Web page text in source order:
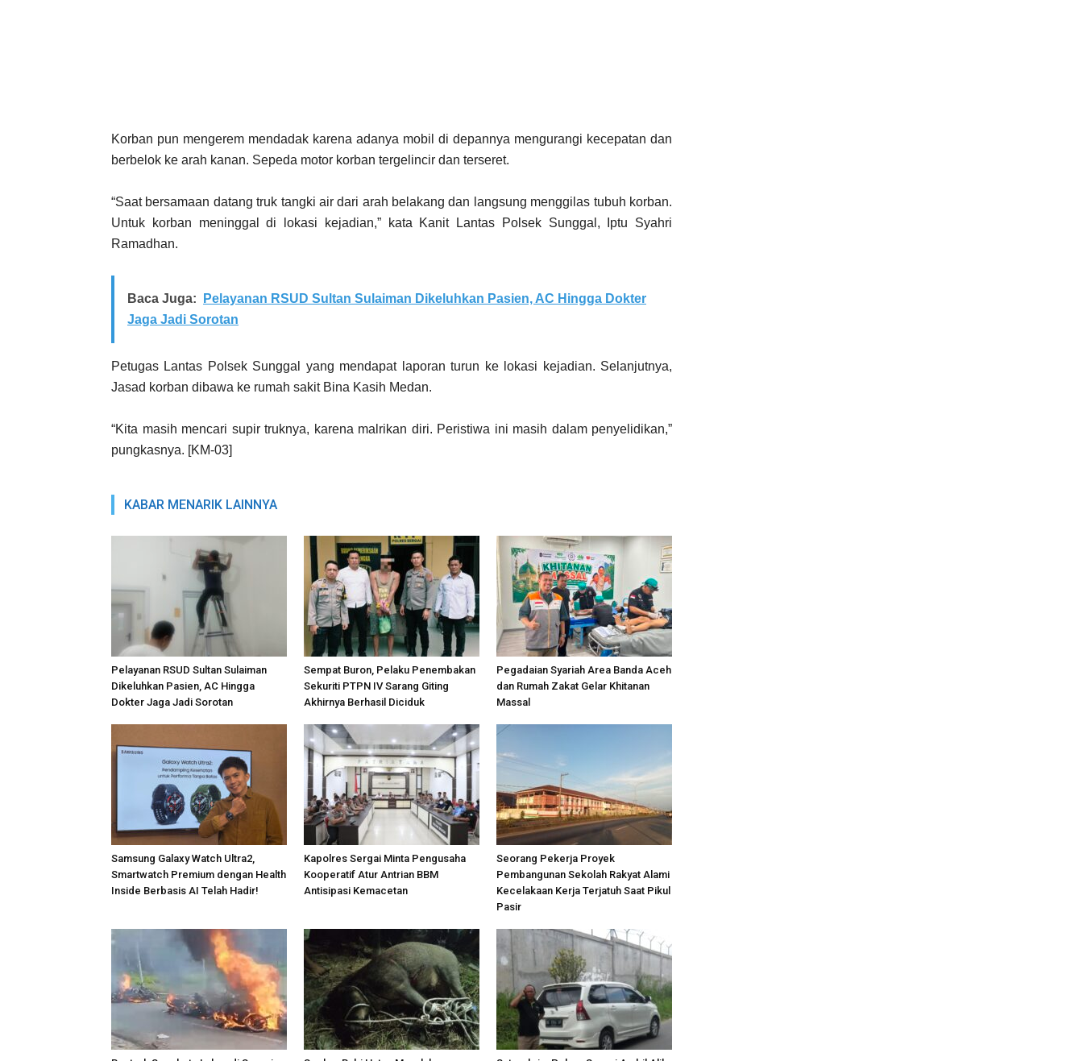
Korban pun mengerem mendadak karena adanya mobil di depannya mengurangi kecepatan dan
berbelok ke arah kanan. Sepeda motor korban tergelincir dan terseret.
“Saat bersamaan datang truk tangki air dari arah belakang dan langsung menggilas tubuh korban.
Untuk korban meninggal di lokasi kejadian,” kata Kanit Lantas Polsek Sunggal, Iptu Syahri
Ramadhan.
Baca Juga:
Pelayanan RSUD Sultan Sulaiman Dikeluhkan Pasien, AC Hingga Dokter
Jaga Jadi Sorotan
Petugas Lantas Polsek Sunggal yang mendapat laporan turun ke lokasi kejadian. Selanjutnya,
Jasad korban dibawa ke rumah sakit Bina Kasih Medan.
“Kita masih mencari supir truknya, karena malrikan diri. Peristiwa ini masih dalam penyelidikan,”
pungkasnya. [KM-03]
KABAR MENARIK LAINNYA
Pelayanan RSUD Sultan Sulaiman
Dikeluhkan Pasien, AC Hingga
Dokter Jaga Jadi Sorotan
Sempat Buron, Pelaku Penembakan
Sekuriti PTPN IV Sarang Giting
Akhirnya Berhasil Diciduk
Pegadaian Syariah Area Banda Aceh
dan Rumah Zakat Gelar Khitanan
Massal
Samsung Galaxy Watch Ultra2,
Smartwatch Premium dengan Health
Inside Berbasis AI Telah Hadir!
Kapolres Sergai Minta Pengusaha
Kooperatif Atur Antrian BBM
Antisipasi Kemacetan
Seorang Pekerja Proyek
Pembangunan Sekolah Rakyat Alami
Kecelakaan Kerja Terjatuh Saat Pikul
Pasir